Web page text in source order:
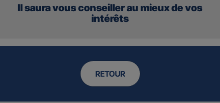
Il saura vous conseiller au mieux de vos
intérêts
RETOUR